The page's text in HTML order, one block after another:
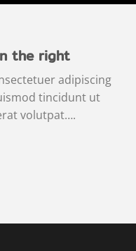
the right
adipiscing
tincidunt ut
volutpat….